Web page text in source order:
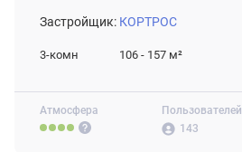
Атмосфера
Пользователей
143
Застройщик: КОРТРОС
3-комн 106 - 157 м²